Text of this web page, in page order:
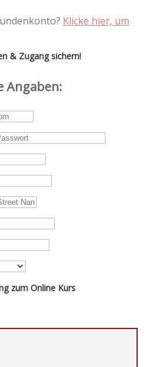
Klicke hier, um
& Zugang sichern!
Angaben:
zum Online Kurs